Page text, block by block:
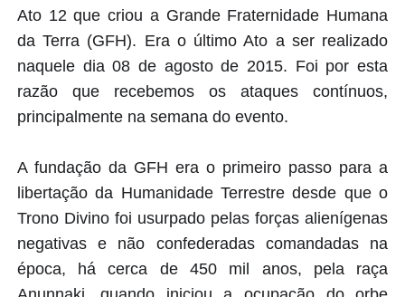
Ato 12 que criou a Grande Fraternidade Humana
da Terra (GFH). Era o último Ato a ser realizado
naquele dia 08 de agosto de 2015. Foi por esta
razão que recebemos os ataques contínuos,
principalmente na semana do evento.
A fundação da GFH era o primeiro passo para a
libertação da Humanidade Terrestre desde que o
Trono Divino foi usurpado pelas forças alienígenas
negativas e não confederadas comandadas na
época, há cerca de 450 mil anos, pela raça